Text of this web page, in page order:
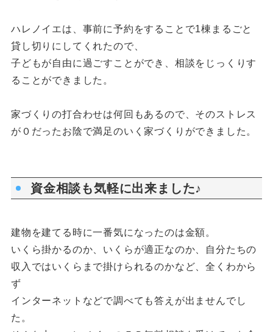
ハレノイエは、事前に予約をすることで1棟まるごと
貸し切りにしてくれたので、
子どもが自由に過ごすことができ、相談をじっくりす
ることができました。
家づくりの打合わせは何回もあるので、そのストレス
が０だったお陰で満足のいく家づくりができました。
資金相談も気軽に出来ました♪
建物を建てる時に一番気になったのは金額。
いくら掛かるのか、いくらが適正なのか、自分たちの
収入ではいくらまで掛けられるのかなど、全くわから
ず
インターネットなどで調べても答えが出ませんでし
た。